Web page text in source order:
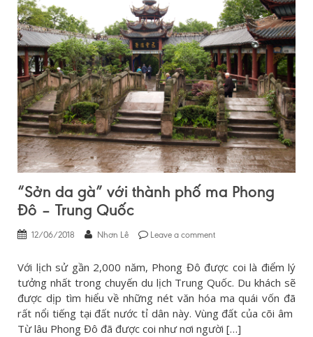
“Sởn da gà” với thành phố ma Phong
Đô – Trung Quốc
12/06/2018 Nhơn Lê Leave a comment
Với lịch sử gần 2,000 năm, Phong Đô được coi là điểm lý
tưởng nhất trong chuyến du lịch Trung Quốc. Du khách sẽ
được dịp tìm hiểu về những nét văn hóa ma quái vốn đã
rất nổi tiếng tại đất nước tỉ dân này. Vùng đất của cõi âm
Từ lâu Phong Đô đã được coi như nơi người […]